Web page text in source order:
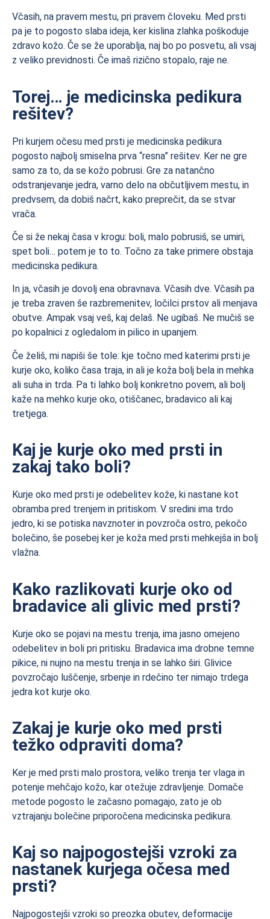
Včasih, na pravem mestu, pri pravem človeku. Med prsti
pa je to pogosto slaba ideja, ker kislina zlahka poškoduje
zdravo kožo. Če se že uporablja, naj bo po posvetu, ali vsaj
z veliko previdnosti. Če imaš rizično stopalo, raje ne.
Torej… je medicinska pedikura
rešitev?
Pri kurjem očesu med prsti je medicinska pedikura
pogosto najbolj smiselna prva “resna” rešitev. Ker ne gre
samo za to, da se kožo pobrusi. Gre za natančno
odstranjevanje jedra, varno delo na občutljivem mestu, in
predvsem, da dobiš načrt, kako preprečit, da se stvar
vrača.
Če si že nekaj časa v krogu: boli, malo pobrusiš, se umiri,
spet boli… potem je to to. Točno za take primere obstaja
medicinska pedikura.
In ja, včasih je dovolj ena obravnava. Včasih dve. Včasih pa
je treba zraven še razbremenitev, ločilci prstov ali menjava
obutve. Ampak vsaj veš, kaj delaš. Ne ugibaš. Ne mučiš se
po kopalnici z ogledalom in pilico in upanjem.
Če želiš, mi napiši še tole: kje točno med katerimi prsti je
kurje oko, koliko časa traja, in ali je koža bolj bela in mehka
ali suha in trda. Pa ti lahko bolj konkretno povem, ali bolj
kaže na mehko kurje oko, otiščanec, bradavico ali kaj
tretjega.
Kaj je kurje oko med prsti in
zakaj tako boli?
Kurje oko med prsti je odebelitev kože, ki nastane kot
obramba pred trenjem in pritiskom. V sredini ima trdo
jedro, ki se potiska navznoter in povzroča ostro, pekočo
bolečino, še posebej ker je koža med prsti mehkejša in bolj
vlažna.
Kako razlikovati kurje oko od
bradavice ali glivic med prsti?
Kurje oko se pojavi na mestu trenja, ima jasno omejeno
odebelitev in boli pri pritisku. Bradavica ima drobne temne
pikice, ni nujno na mestu trenja in se lahko širi. Glivice
povzročajo luščenje, srbenje in rdečino ter nimajo trdega
jedra kot kurje oko.
Zakaj je kurje oko med prsti
težko odpraviti doma?
Ker je med prsti malo prostora, veliko trenja ter vlaga in
potenje mehčajo kožo, kar otežuje zdravljenje. Domače
metode pogosto le začasno pomagajo, zato je ob
vztrajanju bolečine priporočena medicinska pedikura.
Kaj so najpogostejši vzroki za
nastanek kurjega očesa med
prsti?
Najpogostejši vzroki so preozka obutev, deformacije